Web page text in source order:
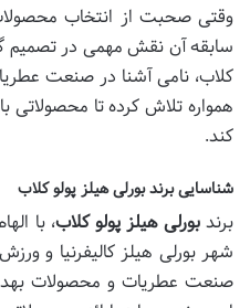
وقتی صحبت از انتخاب
سابقه آن نقش مهمی در تصمیم
کلاب، نامی آشنا در صنعت
همواره تلاش کرده تا محصولاتی
کند.
شناسایی برند بورلی هیلز پولو کلاب
برندبورلی هیلز پولو کلاب، با
شهر بورلی هیلز کالیفرنیا و
صنعت عطریات و محصولات